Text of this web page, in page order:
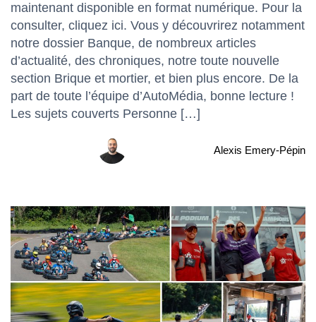
maintenant disponible en format numérique. Pour la
consulter, cliquez ici. Vous y découvrirez notamment
notre dossier Banque, de nombreux articles
d’actualité, des chroniques, notre toute nouvelle
section Brique et mortier, et bien plus encore. De la
part de toute l’équipe d’AutoMédia, bonne lecture !
Les sujets couverts Personne […]
Alexis Emery-Pépin